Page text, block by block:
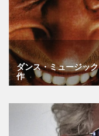
ダンス・ミュージッ
作